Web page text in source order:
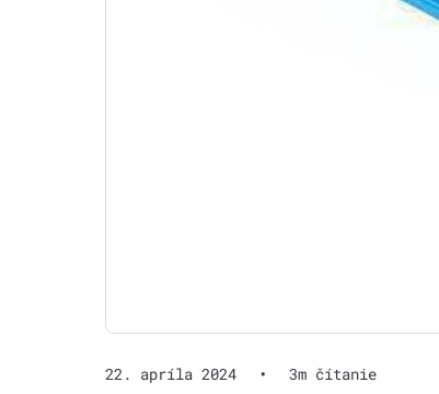
22. apríla 2024 • 3m čítanie